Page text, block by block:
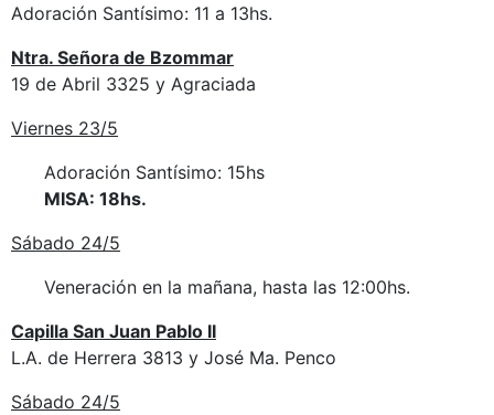
Adoración Santísimo: 11 a 13hs.
Ntra. Señora de Bzommar
19 de Abril 3325 y Agraciada
Viernes 23/5
Adoración Santísimo: 15hs
MISA: 18hs.
Sábado 24/5
Veneración en la mañana, hasta las 12:00hs.
Capilla San Juan Pablo II
L.A. de Herrera 3813 y José Ma. Penco
Sábado 24/5